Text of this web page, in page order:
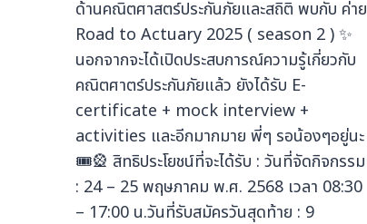
ด้านคณิตศาสตร์ประกันภัยและสถิติ พบกับ ค่าย
Road to Actuary 2025 ( season 2 ) ✨
นอกจากจะได้เปิดประสบการณ์ความรู้เกี่ยวกับ
คณิตศาตร์ประกันภัยแล้ว ยังได้รับ E-
certificate + mock interview +
activities และอีกมากมาย พี่ๆ รอน้องๆอยู่นะ
🎟️🎡 สิทธิประโยชน์ที่จะได้รับ : วันที่จัดกิจกรรม
: 24 – 25 พฤษภาคม พ.ศ. 2568 เวลา 08:30
– 17:00 น.วันที่รับสมัครวันสุดท้าย : 9